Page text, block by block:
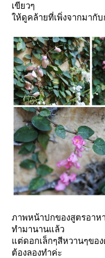
เขียวๆ
ห้ดูคล้ายที่เพิ่งจากมากั
ภาพหน้าปกของสูตรอาห
ทำมานานแล้ว
ต่ดอกเล็กๆสีหวานๆขอ
ต้องลองทำค่ะ